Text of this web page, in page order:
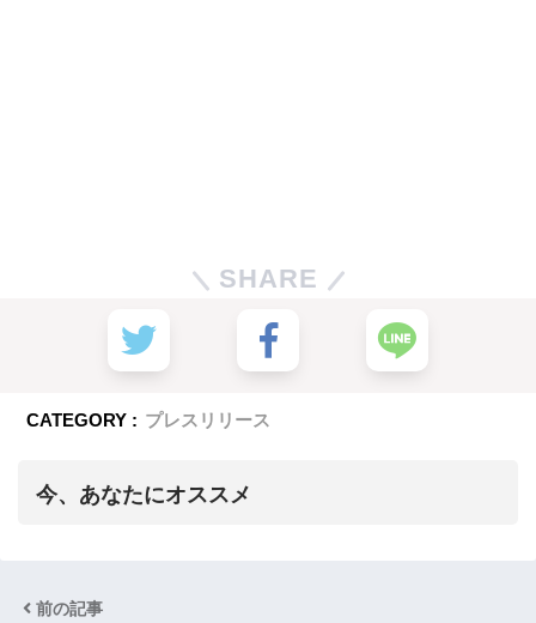
SHARE
CATEGORY : プレスリリース
今、あなたにオススメ
前の記事